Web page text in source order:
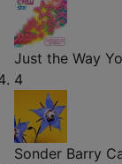
Just the Way
4
Sonder Barry